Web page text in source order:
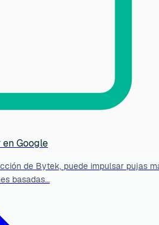
Google
de Bytek, puede impulsar pujas
basadas…